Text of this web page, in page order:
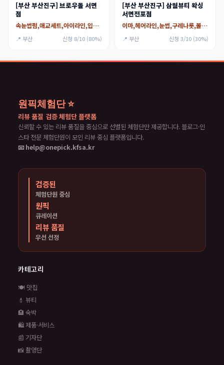
[부산 부산진구] 브로우돌 서면
점
속눈썹펌,애교세트,아이라인,입술,헤어라인
📍 부산 신청 8/10 (80%)
[부산 부산진구] 삼월뷰티 왁싱
서면전포점
이마,헤어라인,눈썹,구레나룻,볼,인중,턱_턱수염전체(x),뒷목
📍 부산 신청 3/10 (30%)
원픽체험단 ⭐
리뷰 품질 검증 체험단 플랫폼
신뢰할 수 있는 리뷰 품질을 중심으로 선별된 체험단만 제공합니다. 블로그·인
스타 전문 체험단원이 모인 리뷰 중심 플랫폼입니다.
📧 help@onepick.kfsa.kr
검증된
체험단원 중심
원픽
큐레이션
리뷰 품질
우선 선정
카테고리
🍽️ 맛집
💄 뷰티
🏨 숙박
🛍️ 제품·서비스
📰 기자단
📸 촬영단